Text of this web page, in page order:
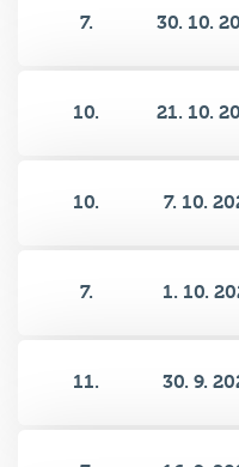
7. 30. 10.
10. 21. 10.
10. 7. 10.
7. 1. 10.
11. 30. 9.